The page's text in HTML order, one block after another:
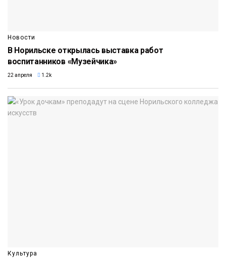
Новости
В Норильске открылась выставка работ
воспитанников «Музейчика»
22 апреля 1.2k
Культура